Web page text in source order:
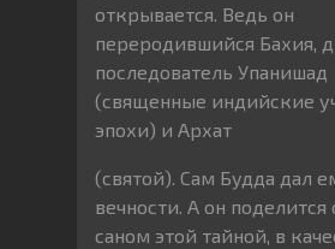
открывается. Ведь он
переродившийся Бахия,
последователь Упанишад
(священные индийские
эпохи) и Архат
(святой). Сам Будда дал
вечности. А он поделится
саном этой тайной, в